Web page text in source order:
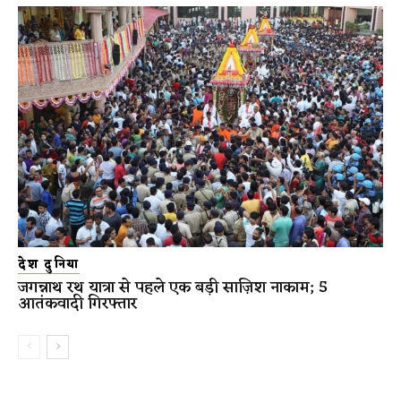
देश दुनिया
जगन्नाथ रथ यात्रा से पहले एक बड़ी साज़िश नाकाम; 5
आतंकवादी गिरफ्तार